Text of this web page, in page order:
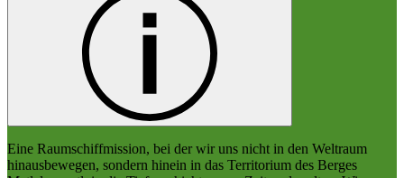
Eine Raumschiffmission, bei der wir uns nicht in den Weltraum
hinausbewegen, sondern hinein in das Territorium des Berges